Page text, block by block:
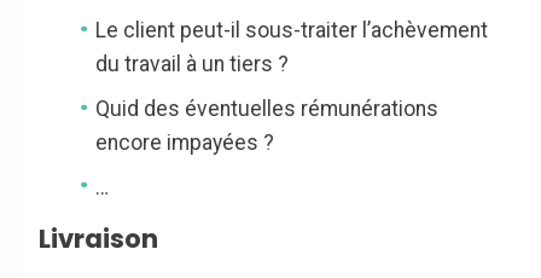
Le client peut-il sous-traiter l’achèvement
du travail à un tiers ?
Quid des éventuelles rémunérations
encore impayées ?
…
Livraison